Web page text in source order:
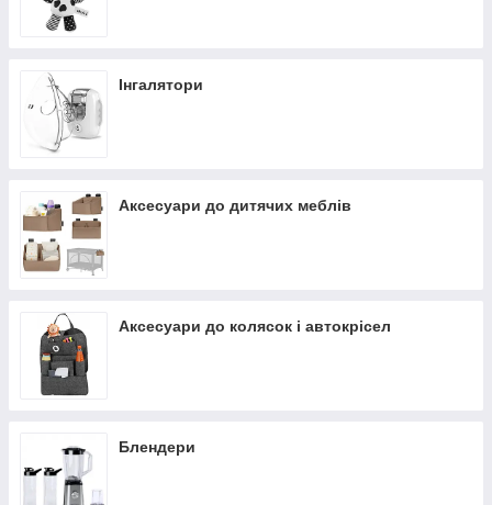
Інгалятори
Аксесуари до дитячих меблів
Аксесуари до колясок і автокрісел
Блендери